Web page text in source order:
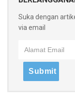
Suka dengan
via email